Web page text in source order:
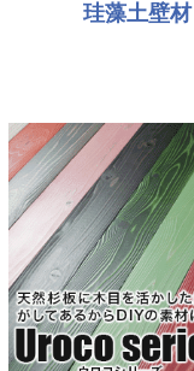
珪藻土壁材